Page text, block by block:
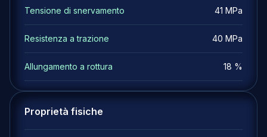
Tensione di snervamento 41 MPa
Resistenza a trazione 40 MPa
Allungamento a rottura 18 %
Proprietà fisiche